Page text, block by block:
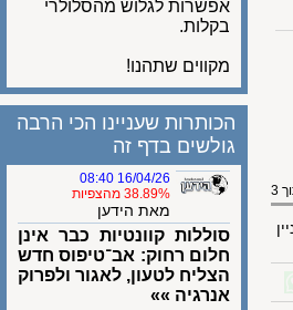
אפשרות לגלוש מהסלולרי
בקלות.
מקווים שתהנו!
הכותרות שעניינו הכי הרבה
גולשים בדף זה
16/04/26 08:40
38.89% מהצפיות
מאת הידען
סוללות קוונטיות כבר אינן
חלום רחוק: אב־טיפוס חדש
הצליח לטעון, לאגור ולפרוק
אנרגיה »»